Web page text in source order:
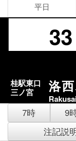
平日
33
桂駅東口
三ノ宮
洛
7時 9
注記説